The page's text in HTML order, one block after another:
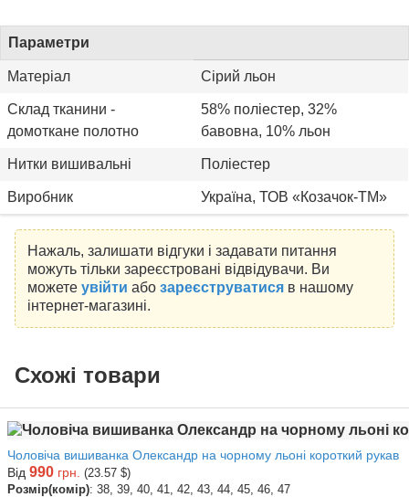
Параметри
Матеріал Сірий льон
Склад тканини -
домоткане полотно
58% поліестер, 32%
бавовна, 10% льон
Нитки вишивальні Поліестер
Виробник Україна, ТОВ «Козачок-ТМ»
Нажаль, залишати відгуки і задавати питання
можуть тільки зареєстровані відвідувачи. Ви
можете увійти або зареєструватисяв нашому
інтернет-магазині.
Схожі товари
Чоловіча вишиванка Олександр на чорному льоні короткий рукав
Від 990 грн. (23.57 $)
Розмір(комір): 38, 39, 40, 41, 42, 43, 44, 45, 46, 47